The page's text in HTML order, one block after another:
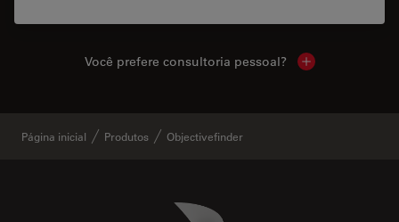
Você prefere consultoria pessoal? Show local
Página inicial Produtos Objectivefinder
Danaher Logo